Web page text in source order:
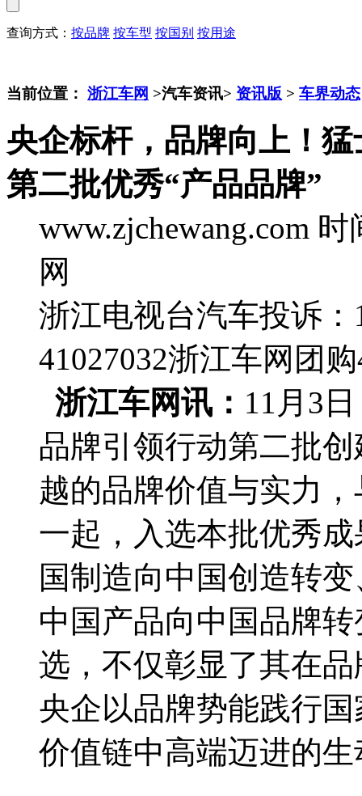
查询方式： 按品牌 按车型 按国别 按用途
当前位置： 浙江车网 >汽车资讯> 资讯版 > 车界动态
央企标杆，品牌向上！
第二批优秀“产品品牌”
www.zjchewang.com 时
网
浙江电视台汽车投诉：
41027032浙江车网团
浙江车网讯： 11月3
品牌引领行动第二批
越的品牌价值与实力
一起，入选本批优秀
国制造向中国创造转
中国产品向中国品牌
选，不仅彰显了其在
央企以品牌势能践行
价值链中高端迈进的